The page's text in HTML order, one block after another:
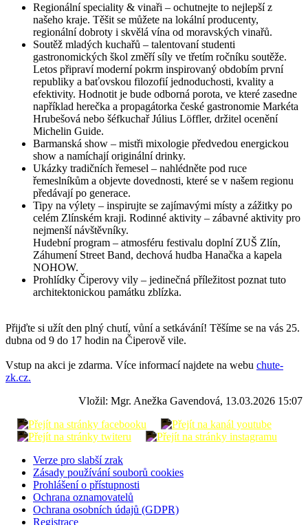
Regionální speciality & vinaři – ochutnejte to nejlepší z
našeho kraje. Těšit se můžete na lokální producenty,
regionální dobroty i skvělá vína od moravských vinařů.
Soutěž mladých kuchařů – talentovaní studenti
gastronomických škol změří síly ve třetím ročníku soutěže.
Letos připraví moderní pokrm inspirovaný obdobím první
republiky a baťovskou filozofií jednoduchosti, kvality a
efektivity. Hodnotit je bude odborná porota, ve které zasedne
například herečka a propagátorka české gastronomie Markéta
Hrubešová nebo šéfkuchař Július Löffler, držitel ocenění
Michelin Guide.
Barmanská show – mistři mixologie předvedou energickou
show a namíchají originální drinky.
Ukázky tradičních řemesel – nahlédněte pod ruce
řemeslníkům a objevte dovednosti, které se v našem regionu
předávají po generace.
Tipy na výlety – inspirujte se zajímavými místy a zážitky po
celém Zlínském kraji. Rodinné aktivity – zábavné aktivity pro
nejmenší návštěvníky.
Hudební program – atmosféru festivalu doplní ZUŠ Zlín,
Záhumení Street Band, dechová hudba Hanačka a kapela
NOHOW.
Prohlídky Čiperovy vily – jedinečná příležitost poznat tuto
architektonickou památku zblízka.
Přijďte si užít den plný chutí, vůní a setkávání! Těšíme se na vás 25.
dubna od 9 do 17 hodin na Čiperově vile.
Vstup na akci je zdarma. Více informací najdete na webu chute-
zk.cz.
Vložil: Mgr. Anežka Gavendová, 13.03.2026 15:07
Verze pro slabší zrak
Zásady používání souborů cookies
Prohlášení o přístupnosti
Ochrana oznamovatelů
Ochrana osobních údajů (GDPR)
Registrace